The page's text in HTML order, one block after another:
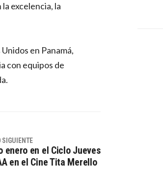
excelencia, la
en Panamá,
con equipos de
SIGUIENTE
enero en el Ciclo Jueves
en el Cine Tita Merello